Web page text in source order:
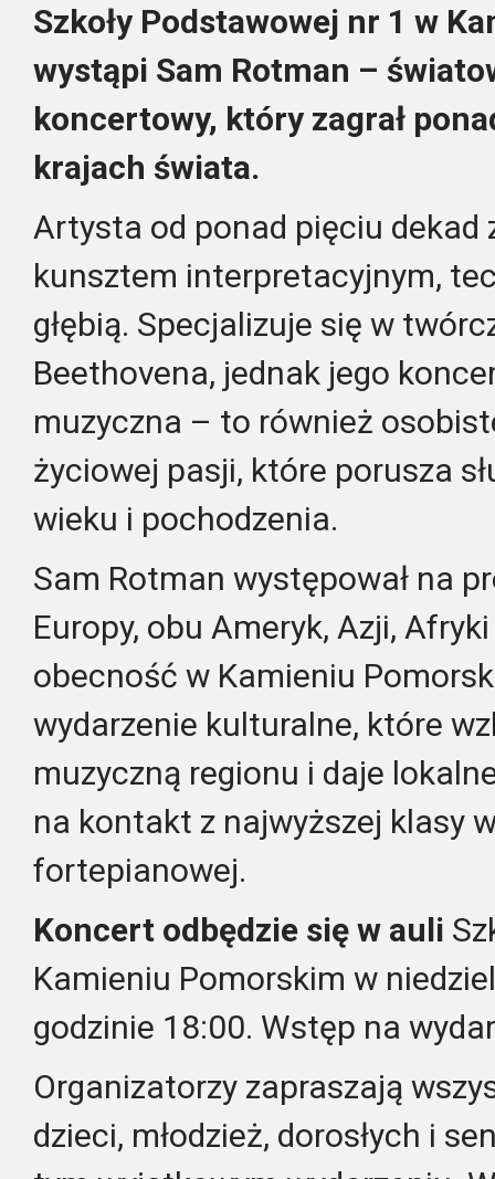
Szkoły Podstawowej nr 1 w
wystąpi Sam Rotman –
koncertowy, który zagrał
krajach świata.
Artysta od ponad pięciu
kunsztem interpretacyjnym,
głębią. Specjalizuje się w
Beethovena, jednak jego
muzyczna – to również
życiowej pasji, które porusza
wieku i pochodzenia.
Sam Rotman występował na
Europy, obu Ameryk, Azji,
obecność w Kamieniu
wydarzenie kulturalne, które
muzyczną regionu i daje
na kontakt z najwyższej klasy
fortepianowej.
Koncert odbędzie się w auli
Kamieniu Pomorskim w
godzinie 18:00. Wstęp na
Organizatorzy zapraszają
dzieci, młodzież, dorosłych i